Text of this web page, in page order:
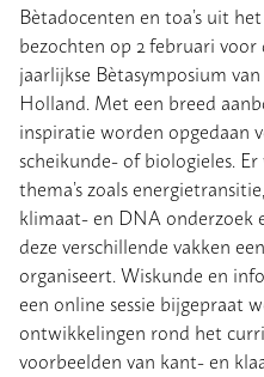
Bètadocenten en toa’s uit
bezochten op 2 februari
jaarlijkse Bètasymposium
Holland. Met een breed
inspiratie worden opgedaan
scheikunde- of biologieles.
thema’s zoals
klimaat- en DNA onderzoek
deze verschillende vakken
organiseert. Wiskunde en
een online sessie bijgepraat
ontwikkelingen rond het
voorbeelden van kant- en